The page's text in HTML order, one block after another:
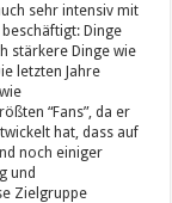
sehr intensiv mit
Dinge
stärkere Dinge wie
letzten Jahre
“Fans”, da er
hat, dass auf
noch einiger
und
Zielgruppe